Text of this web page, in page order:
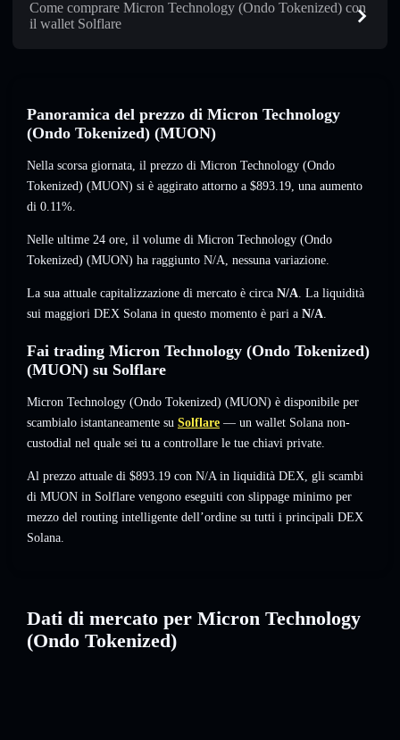
Come comprare Micron Technology (Ondo Tokenized) con
il wallet Solflare
Panoramica del prezzo di Micron Technology
(Ondo Tokenized) (MUON)
Nella scorsa giornata, il prezzo di Micron Technology (Ondo
Tokenized) (MUON) si è aggirato attorno a $893.19, una aumento
di 0.11%.
Nelle ultime 24 ore, il volume di Micron Technology (Ondo
Tokenized) (MUON) ha raggiunto N/A, nessuna variazione.
La sua attuale capitalizzazione di mercato è circa N/A. La liquidità
sui maggiori DEX Solana in questo momento è pari a N/A.
Fai trading Micron Technology (Ondo Tokenized)
(MUON) su Solflare
Micron Technology (Ondo Tokenized) (MUON) è disponibile per
scambialo istantaneamente su Solflare — un wallet Solana non-
custodial nel quale sei tu a controllare le tue chiavi private.
Al prezzo attuale di $893.19 con N/A in liquidità DEX, gli scambi
di MUON in Solflare vengono eseguiti con slippage minimo per
mezzo del routing intelligente dell’ordine su tutti i principali DEX
Solana.
Dati di mercato per Micron Technology
(Ondo Tokenized)